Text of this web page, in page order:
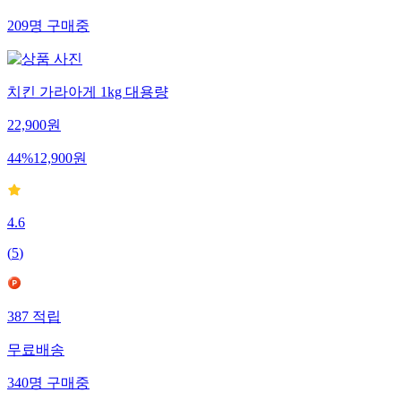
209명 구매중
치킨 가라아게 1kg 대용량
22,900원
44%12,900원
4.6
(5)
387 적립
무료배송
340명 구매중